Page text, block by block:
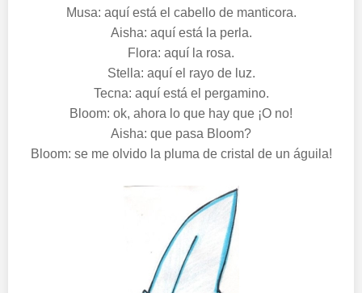
Musa: aquí está el cabello de manticora.
Aisha: aquí está la perla.
Flora: aquí la rosa.
Stella: aquí el rayo de luz.
Tecna: aquí está el pergamino.
Bloom: ok, ahora lo que hay que ¡O no!
Aisha: que pasa Bloom?
Bloom: se me olvido la pluma de cristal de un águila!